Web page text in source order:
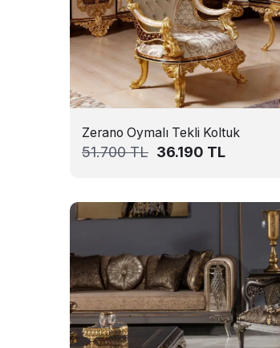
Zerano Oymalı Tekli Koltuk
51.700TL 36.190 TL